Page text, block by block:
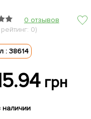
0 отзывов
0)
: 38614
грн
наличии